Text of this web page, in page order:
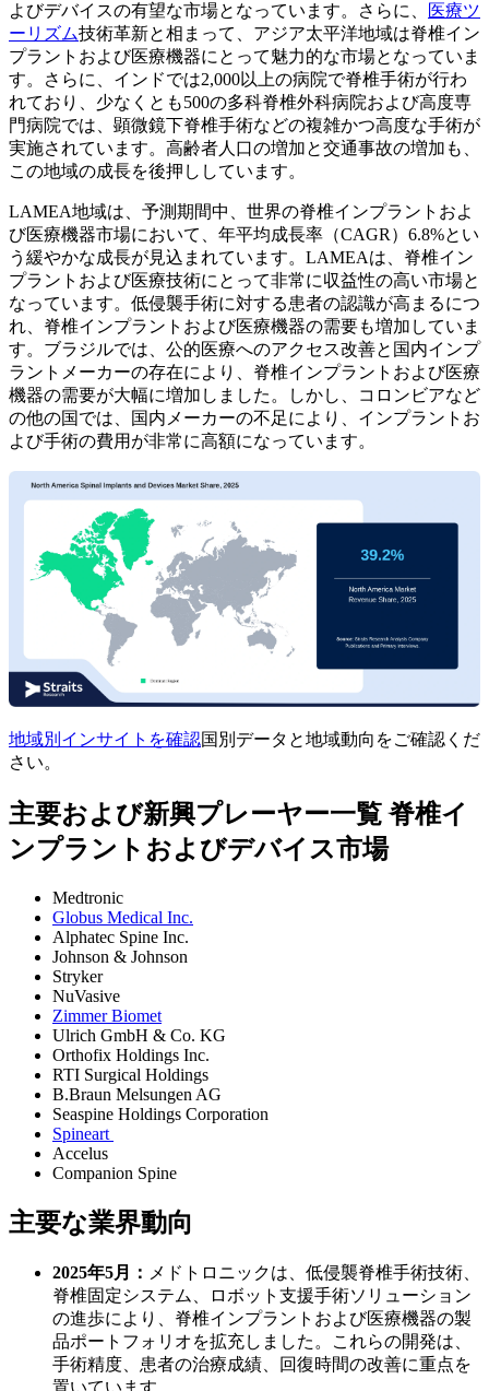
よびデバイスの有望な市場となっています。さらに、
医療ツ
ーリズム技術革新と相まって、アジア太平洋地域は脊椎イン
プラントおよび医療機器にとって魅力的な市場となっていま
す。さらに、インドでは2,000以上の病院で脊椎手術が行わ
れており、少なくとも500の多科脊椎外科病院および高度専
門病院では、顕微鏡下脊椎手術などの複雑かつ高度な手術が
実施されています。高齢者人口の増加と交通事故の増加も、
この地域の成長を後押ししています。
LAMEA地域は、予測期間中、世界の脊椎インプラントおよ
び医療機器市場において、年平均成長率（CAGR）6.8%とい
う緩やかな成長が見込まれています。LAMEAは、脊椎イン
プラントおよび医療技術にとって非常に収益性の高い市場と
なっています。低侵襲手術に対する患者の認識が高まるにつ
れ、脊椎インプラントおよび医療機器の需要も増加していま
す。ブラジルでは、公的医療へのアクセス改善と国内インプ
ラントメーカーの存在により、脊椎インプラントおよび医療
機器の需要が大幅に増加しました。しかし、コロンビアなど
の他の国では、国内メーカーの不足により、インプラントお
よび手術の費用が非常に高額になっています。
地域別インサイトを確認国別データと地域動向をご確認くだ
さい。
主要および新興プレーヤー一覧 脊椎イ
ンプラントおよびデバイス市場
Medtronic
Globus Medical Inc.
Alphatec Spine Inc.
Johnson & Johnson
Stryker
NuVasive
Zimmer Biomet
Ulrich GmbH & Co. KG
Orthofix Holdings Inc.
RTI Surgical Holdings
B.Braun Melsungen AG
Seaspine Holdings Corporation
Spineart
Accelus
Companion Spine
主要な業界動向
2025年5月： メドトロニックは、低侵襲脊椎手術技術、
脊椎固定システム、ロボット支援手術ソリューション
の進歩により、脊椎インプラントおよび医療機器の製
品ポートフォリオを拡充しました。これらの開発は、
手術精度、患者の治療成績、回復時間の改善に重点を
置いています。